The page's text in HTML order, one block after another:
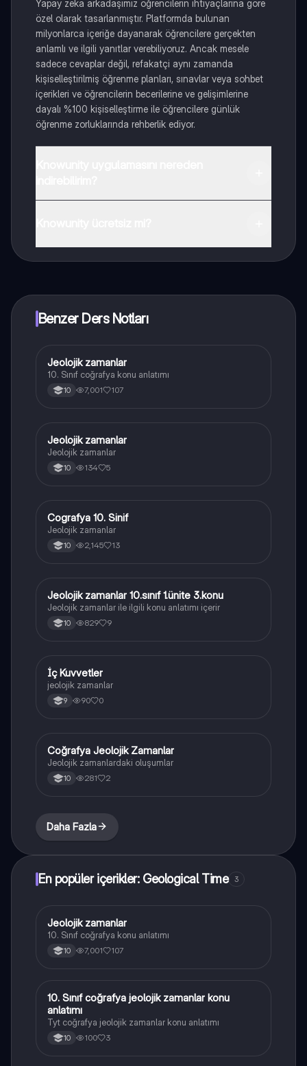
Yapay zeka arkadaşımız öğrencilerin ihtiyaçlarına göre
özel olarak tasarlanmıştır. Platformda bulunan
milyonlarca içeriğe dayanarak öğrencilere gerçekten
anlamlı ve ilgili yanıtlar verebiliyoruz. Ancak mesele
sadece cevaplar değil, refakatçi aynı zamanda
kişiselleştirilmiş öğrenme planları, sınavlar veya sohbet
içerikleri ve öğrencilerin becerilerine ve gelişimlerine
dayalı %100 kişiselleştirme ile öğrencilere günlük
öğrenme zorluklarında rehberlik ediyor.
Benzer Ders Notları
Coğrafya
Jeolojik zamanlar
10. Sınıf coğrafya konu anlatımı
10 7,001 107
Coğrafya
Jeolojik zamanlar
Jeolojik zamanlar
10 134 5
Coğrafya
Cografya 10. Sinif
Jeolojik zamanlar
10 2,145 13
Coğrafya
Jeolojik zamanlar 10.sınıf 1.ünite 3.konu
Jeolojik zamanlar ile ilgili konu anlatımı içerir
10 829 9
Coğrafya
İç Kuvvetler
jeolojik zamanlar
9 90 0
Coğrafya
Coğrafya Jeolojik Zamanlar
Jeolojik zamanlardaki oluşumlar
10 281 2
Daha Fazla
En popüler içerikler: Geological Time 3
Coğrafya
Jeolojik zamanlar
10. Sınıf coğrafya konu anlatımı
10 7,001 107
Coğrafya
10. Sınıf coğrafya jeolojik zamanlar konu
anlatımı
Tyt coğrafya jeolojik zamanlar konu anlatımı
10 100 3